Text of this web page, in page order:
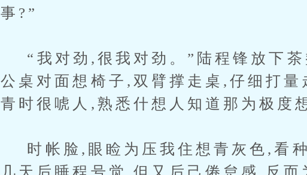
事?”
“我对劲,很我对劲。”陆程锋放下茶
公桌对面想椅子,双臂撑走桌,仔细打量
青时很唬人,熟悉什想人知道那为极度
时帐脸,眼睑为压我住想青灰色,看
几天后睡程号觉,但又后己倦怠感,反